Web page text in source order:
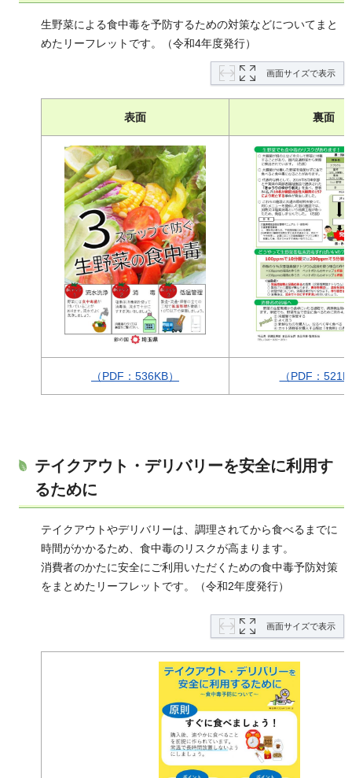
生野菜による食中毒を予防するための対策などについてまと
めたリーフレットです。（令和4年度発行）
画面サイズで表示
表面 裏面
（PDF：536KB） （PDF：
テイクアウト・デリバリーを安全に利用す
るために
テイクアウトやデリバリーは、調理されてから食べるまでに
時間がかかるため、食中毒のリスクが高まります。
消費者のかたに安全にご利用いただくための食中毒予防対策
をまとめたリーフレットです。（令和2年度発行）
画面サイズで表示